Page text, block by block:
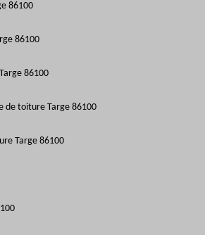
86100
86100
86100
de toiture Targe 86100
Targe 86100